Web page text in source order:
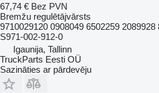
67,74 € Bez PVN
Bremžu regulētājvārsts
9710029120 0908049 6502259
S971-002-912-0
Igaunija, Tallinn
TruckParts Eesti OÜ
Sazināties ar pārdevēju